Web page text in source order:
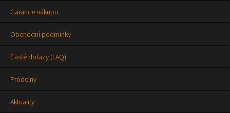
Garance nákupu
Obchodní podmínky
Časté dotazy (FAQ)
Prodejny
Aktuality